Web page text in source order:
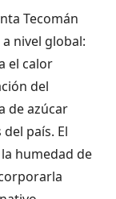
Tecomán
nivel global:
el calor
del
de azúcar
país. El
humedad de